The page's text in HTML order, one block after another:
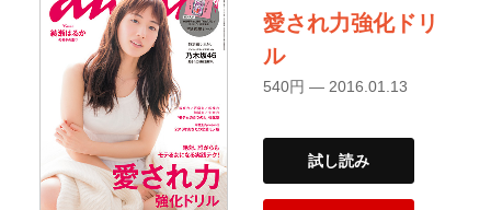
愛され力強化ドリ
ル
540円 — 2016.01.13
試し読み